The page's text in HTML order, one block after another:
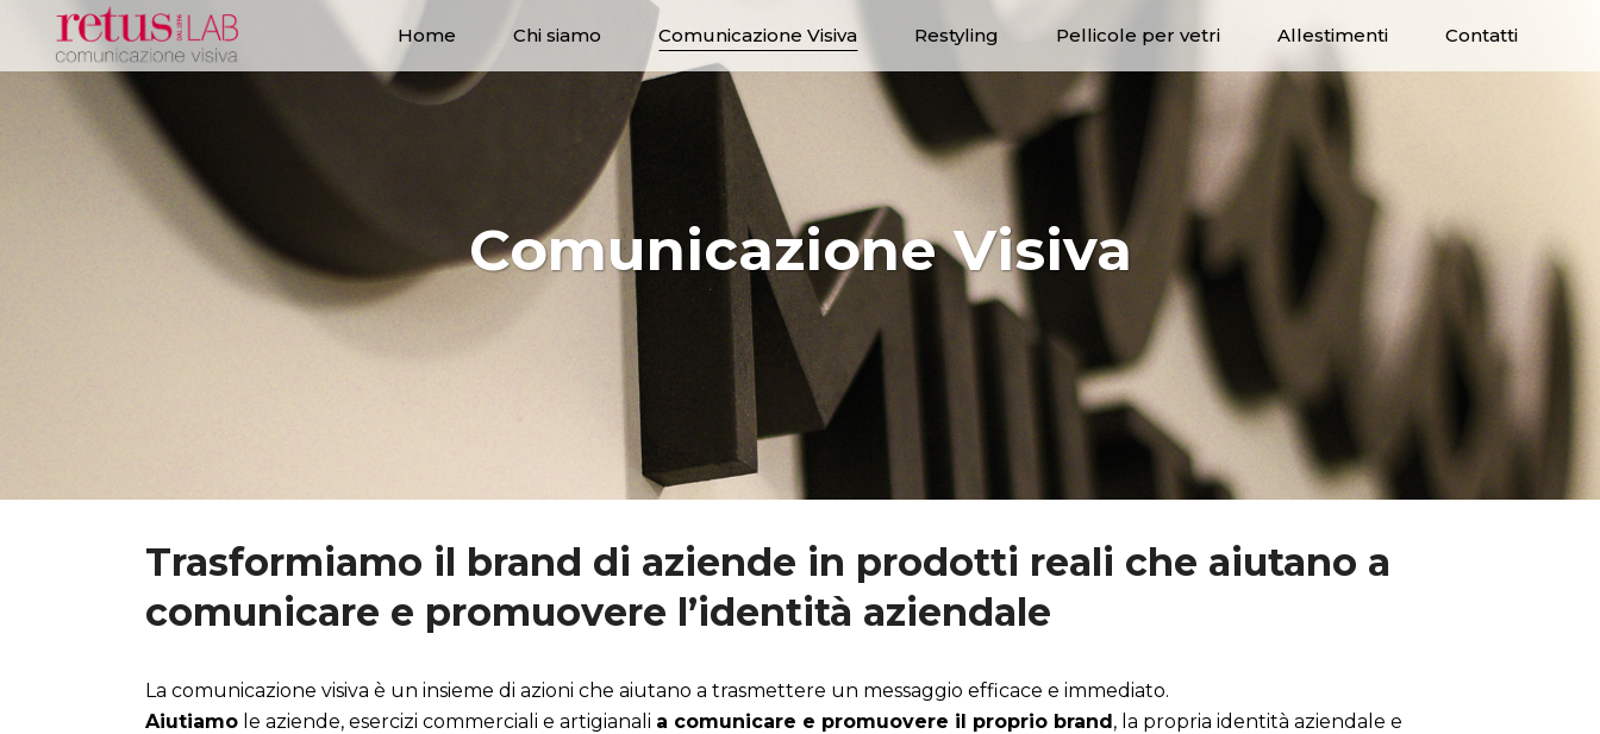
Home Chi siamo Comunicazione Visiva Restyling Pellicole per vetri Allestimenti Contatti
Comunicazione Visiva
Trasformiamo il brand di aziende in prodotti reali che aiutano a
comunicare e promuovere l’identità aziendale
La comunicazione visiva è un insieme di azioni che aiutano a trasmettere un messaggio efficace e immediato.
Aiutiamo le aziende, esercizi commerciali e artigianali a comunicare e promuovere il proprio brand, la propria identità aziendale e